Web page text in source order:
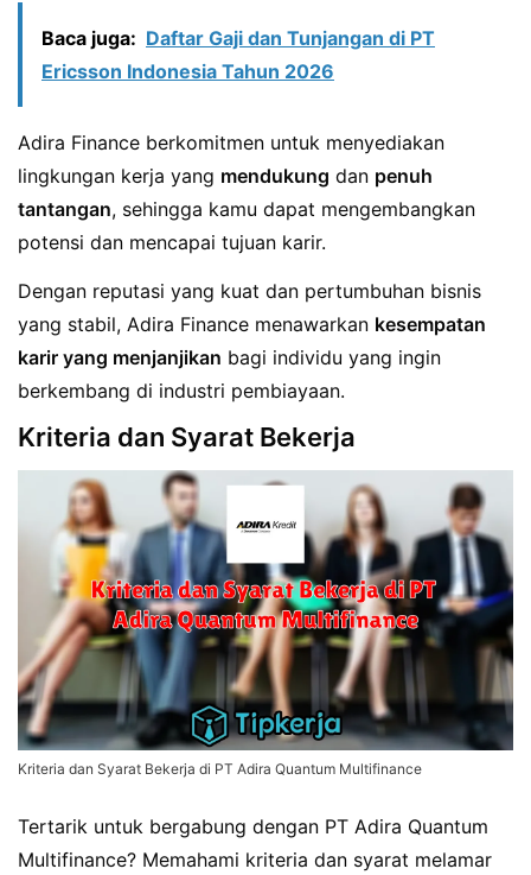
Baca juga: Daftar Gaji dan Tunjangan di PT
Ericsson Indonesia Tahun 2026
Adira Finance berkomitmen untuk menyediakan
lingkungan kerja yang mendukung dan penuh
tantangan, sehingga kamu dapat mengembangkan
potensi dan mencapai tujuan karir.
Dengan reputasi yang kuat dan pertumbuhan bisnis
yang stabil, Adira Finance menawarkan kesempatan
karir yang menjanjikan bagi individu yang ingin
berkembang di industri pembiayaan.
Kriteria dan Syarat Bekerja
Kriteria dan Syarat Bekerja di PT Adira Quantum Multifinance
Tertarik untuk bergabung dengan PT Adira Quantum
Multifinance? Memahami kriteria dan syarat melamar